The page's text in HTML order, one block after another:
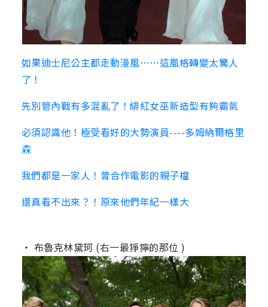
如果迪士尼公主都走動漫風……這風格轉變太驚人
了！
先別管內戰有多混亂了！緋紅女巫新造型有夠霸氣
必須認識他！極受看好的大勢演員----多姆納爾格里
森
我們都是一家人！曾合作電影的親子檔
還真看不出來？！原來他們年紀一樣大
‧ 布魯克林黛珂 (右一最猙獰的那位 )